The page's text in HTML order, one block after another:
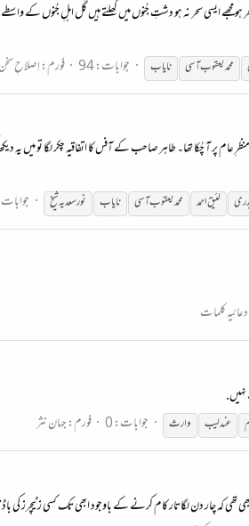
ایسی سحر نہ ہو دشتِ جُنوں میں کھِلتے ہیں گُل اہلِ جُنوں کے واسطے
محمد یعقوب آسی نایاب جوابات: 94 فورم:اِصلاحِ سخن
پر آ چُکا تھا۔ طاہر صاحب کے آفس کا اتفاقیہ چکر لگا تو میں
لئیق احمد محمد یعقوب آسی نایاب نورسعدیہ شیخ جوابات:
کلمات
عندلیب وارث جوابات: 0 فورم:جہان نثر
چار دن لگاتار کام کرنے کے باوجود ابھی تک کسی زٹیچرز کی